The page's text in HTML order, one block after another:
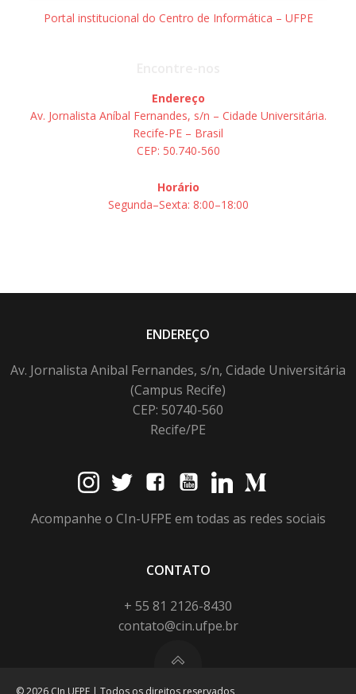
Portal institucional do Centro de Informática – UFPE
Endereço
Av. Jornalista Aníbal Fernandes, s/n – Cidade Universitária.
Recife-PE – Brasil
CEP: 50.740-560
Horário
Segunda–Sexta: 8:00–18:00
ENDEREÇO
Av. Jornalista Anibal Fernandes, s/n, Cidade Universitária
(Campus Recife)
CEP: 50740-560
Recife/PE
Acompanhe o CIn-UFPE em todas as redes sociais
CONTATO
+ 55 81 2126-8430
contato@cin.ufpe.br
© 2026 CIn UFPE | Todos os direitos reservados